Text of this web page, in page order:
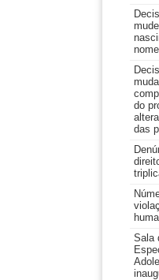
do
das
Sala